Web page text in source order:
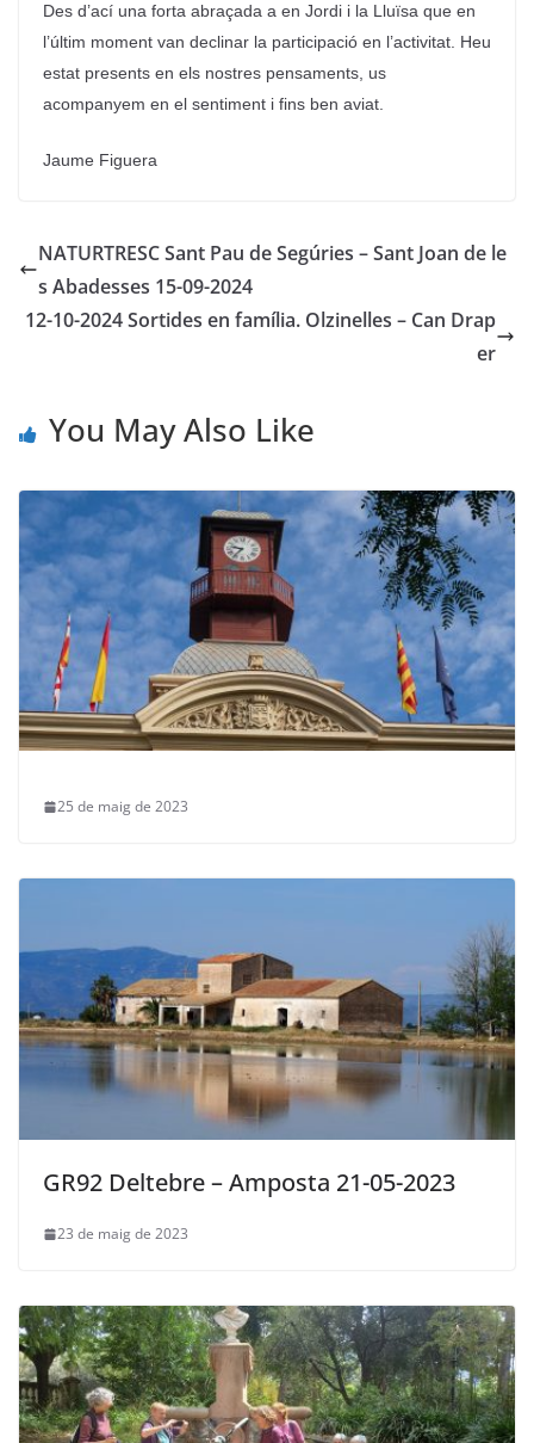
Des d’ací una forta abraçada a en Jordi i la Lluïsa que en
l’últim moment van declinar la participació en l’activitat. Heu
estat presents en els nostres pensaments, us
acompanyem en el sentiment i fins ben aviat.
Jaume Figuera
NATURTRESC Sant Pau de Segúries – Sant Joan de le
s Abadesses 15-09-2024
12-10-2024 Sortides en família. Olzinelles – Can Drap
er
You May Also Like
25 de maig de 2023
GR92 Deltebre – Amposta 21-05-2023
23 de maig de 2023